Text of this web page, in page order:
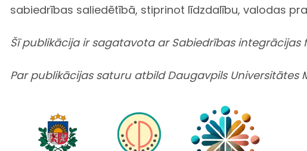
sabiedrības saliedētībā, stiprinot līdzdalību, valodas
Šī publikācija ir sagatavota ar Sabiedrības
Par publikācijas saturu atbild Daugavpils Universitātes